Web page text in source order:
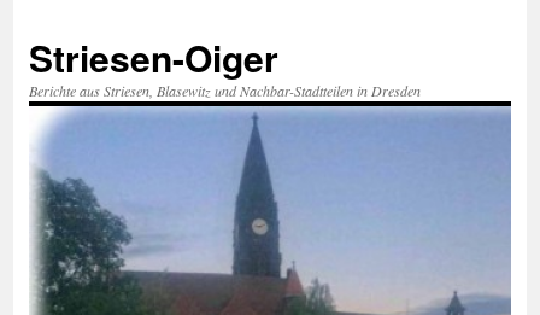
springen
Striesen-Oiger
Berichte aus Striesen, Blasewitz und Nachbar-Stadtteilen in Dresden